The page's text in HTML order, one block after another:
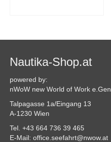
Nautika-Shop.at
powered by:
nWoW new World of Work e.Gen.
Talpagasse 1a/Eingang 13
A-1230 Wien
Tel. +43 664 736 39 465
E-Mail: office.seefahrt@nwow.at